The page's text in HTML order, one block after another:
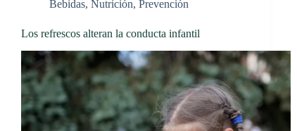
Bebidas, Nutrición, Prevención
Los refrescos alteran la conducta infantil